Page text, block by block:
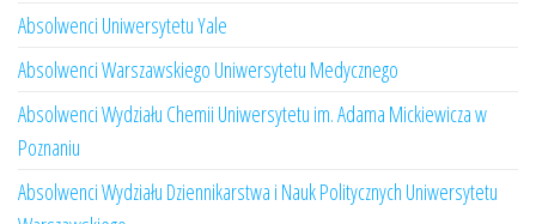
Absolwenci Uniwersytetu Yale
Absolwenci Warszawskiego Uniwersytetu Medycznego
Absolwenci Wydziału Chemii Uniwersytetu im. Adama Mickiewicza w
Poznaniu
Absolwenci Wydziału Dziennikarstwa i Nauk Politycznych Uniwersytetu